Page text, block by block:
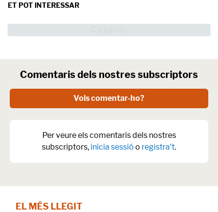
ET POT INTERESSAR
Comentaris dels nostres subscriptors
Vols comentar-ho?
Per veure els comentaris dels nostres
subscriptors, inicia sessió o registra't.
EL MÉS LLEGIT